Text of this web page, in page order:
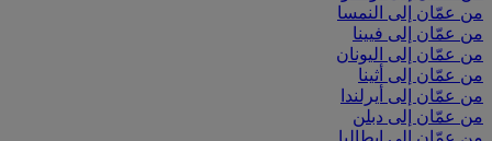
من عمّان إلى النمسا
من عمّان إلى فيينا
من عمّان إلى اليونان
من عمّان إلى أثينا
من عمّان إلى أيرلندا
من عمّان إلى دبلن